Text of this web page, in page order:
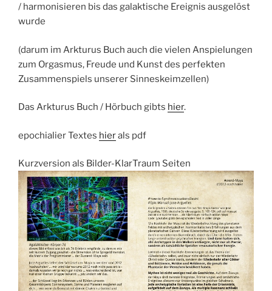
/ harmonisieren bis das galaktische Ereignis ausgelöst
wurde
(darum im Arkturus Buch auch die vielen Anspielungen
zum Orgasmus, Freude und Kunst des perfekten
Zusammenspiels unserer Sinneskeimzellen)
Das Arkturus Buch / Hörbuch gibts hier.
epochialier Textes hierals pdf
Kurzversion als Bilder-KlarTraum Seiten